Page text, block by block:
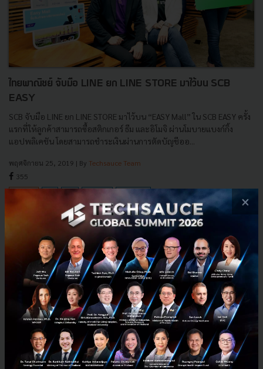
ไทยพาณิชย์ จับมือ LINE ยก LINE STORE มาไว้บน SCB
EASY
SCB จับมือ LINE ยก LINE STORE มาไว้บน “EASY Mall” ใน SCB EASY ครั้ง
แรกที่ให้ลูกค้าสามารถซื้อสติกเกอร์ ธีม และอิโมจิ ผ่านโมบายแบงก์กิ้ง
แอปพลิเคชัน โดยสามารถชำระเงินผ่านการตัดบัญชีออ...
พฤศจิกายน 25, 2019 | By Techsauce Team
355
Line
×